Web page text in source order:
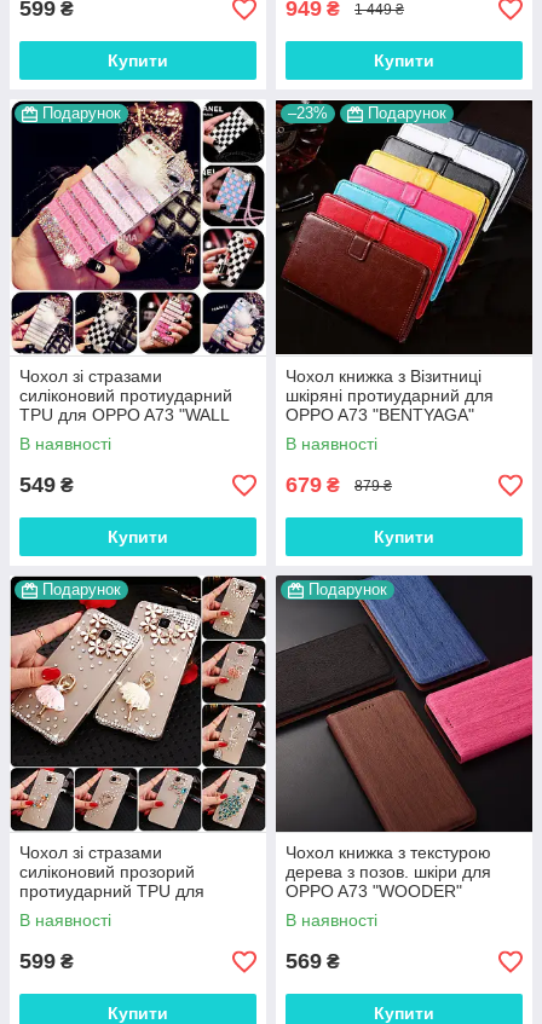
599 ₴
Купити
949 ₴ 1 449 ₴
Купити
Подарунок
Чохол зі стразами
силіконовий протиударний
TPU для OPPO A73 "WALL
STAR"
В наявності
549 ₴
Купити
–23% Подарунок
Чохол книжка з Візитниці
шкіряні протиударний для
OPPO A73 "BENTYAGA"
В наявності
679 ₴ 879 ₴
Купити
Подарунок
Чохол зі стразами
силіконовий прозорий
протиударний TPU для
OPPO A73 "DIAMOND"
В наявності
599 ₴
Купити
Подарунок
Чохол книжка з текстурою
дерева з позов. шкіри для
OPPO A73 "WOODER"
В наявності
569 ₴
Купити